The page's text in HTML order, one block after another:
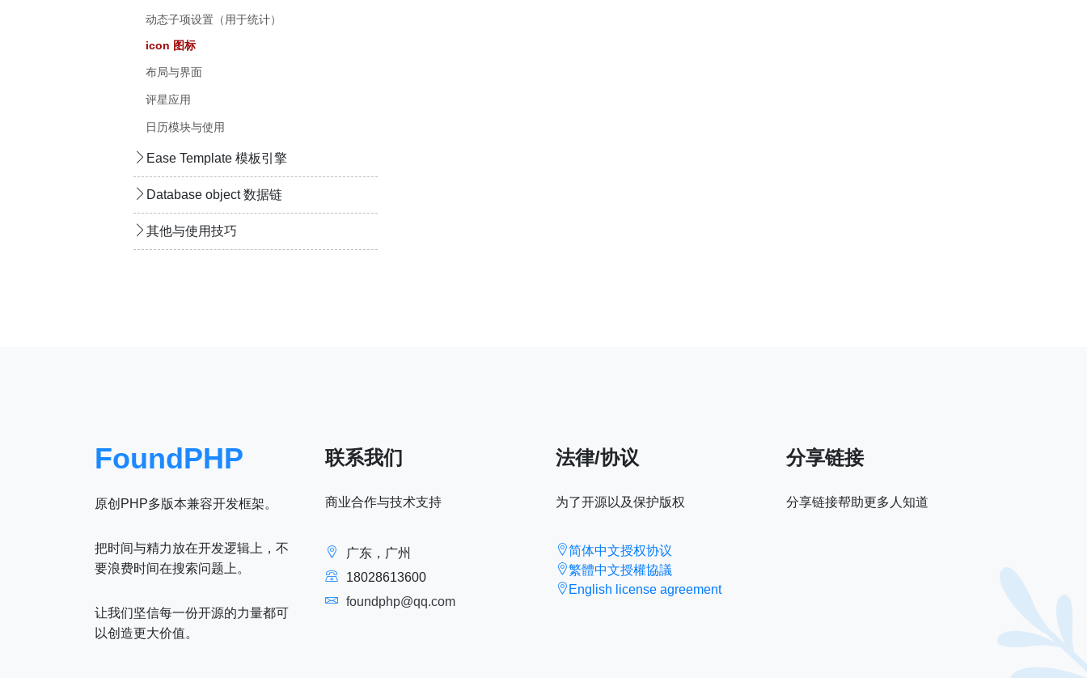
动态子项设置（用于统计）
icon 图标
布局与界面
评星应用
日历模块与使用
Ease Template 模板引擎
Database object 数据链
其他与使用技巧
FoundPHP
原创PHP多版本兼容开发框架。
把时间与精力放在开发逻辑上，不
要浪费时间在搜索问题上。
让我们坚信每一份开源的力量都可
以创造更大价值。
联系我们
商业合作与技术支持
广东，广州
18028613600
foundphp@qq.com
法律/协议
为了开源以及保护版权
简体中文授权协议
繁體中文授權協議
English license agreement
分享链接
分享链接帮助更多人知道